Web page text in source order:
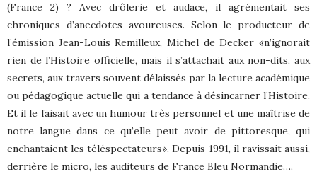
(France 2) ? Avec drôlerie et audace, il agrémentait ses
chroniques d’anecdotes avoureuses. Selon le producteur de
l’émission Jean-Louis Remilleux, Michel de Decker «n’ignorait
rien de l’Histoire officielle, mais il s’attachait aux non-dits, aux
secrets, aux travers souvent délaissés par la lecture académique
ou pédagogique actuelle qui a tendance à désincarner l’Histoire.
Et il le faisait avec un humour très personnel et une maîtrise de
notre langue dans ce qu’elle peut avoir de pittoresque, qui
enchantaient les téléspectateurs». Depuis 1991, il ravissait aussi,
derrière le micro, les auditeurs de France Bleu Normandie….